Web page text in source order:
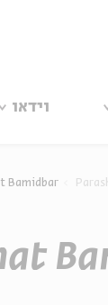
וידאו
Bamidbar